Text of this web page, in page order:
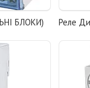
БЛОКИ) Реле